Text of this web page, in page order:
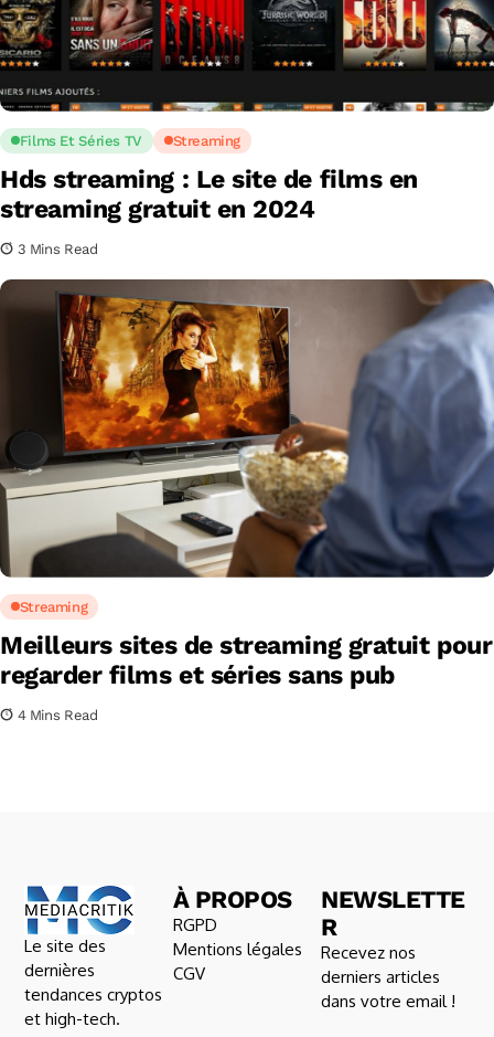
Films Et Séries TV Streaming
Hds streaming : Le site de films en
streaming gratuit en 2024
3 Mins Read
Streaming
Meilleurs sites de streaming gratuit pour
regarder films et séries sans pub
4 Mins Read
Le site des
dernières
tendances cryptos
et high-tech.
À PROPOS
RGPD
Mentions légales
CGV
NEWSLETTE
R
Recevez nos
derniers articles
dans votre email !